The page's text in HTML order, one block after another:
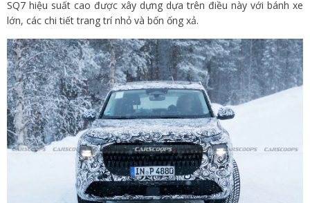
SQ7 hiệu suất cao được xây dựng dựa trên điều này với bánh xe
lớn, các chi tiết trang trí nhỏ và bốn ống xả.